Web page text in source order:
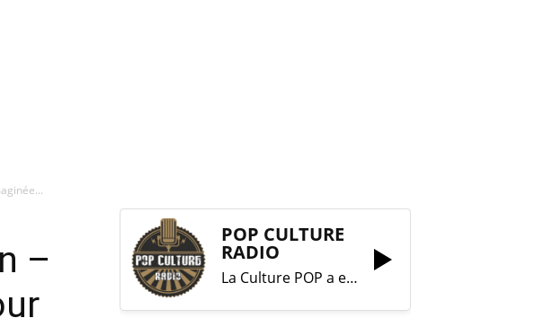
–
POP CULTURE
RADIO
La Culture POP a enfin trouvé sa RADIO !